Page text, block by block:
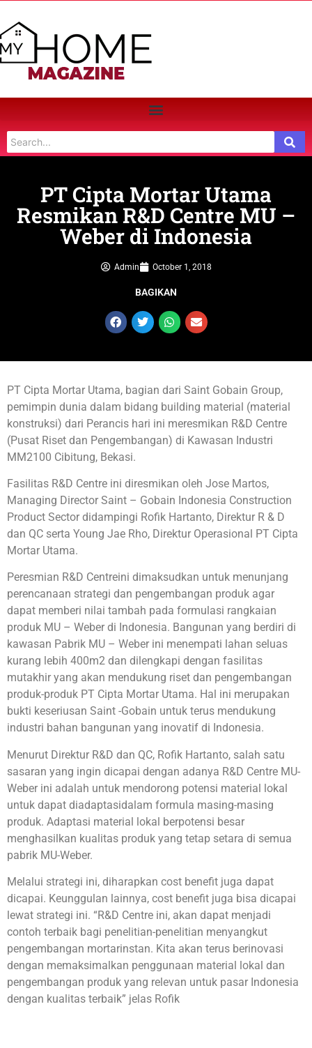
PT Cipta Mortar Utama
Resmikan R&D Centre MU –
Weber di Indonesia
Admin October 1, 2018
BAGIKAN
PT Cipta Mortar Utama, bagian dari Saint Gobain Group,
pemimpin dunia dalam bidang building material (material
konstruksi) dari Perancis hari ini meresmikan R&D Centre
(Pusat Riset dan Pengembangan) di Kawasan Industri
MM2100 Cibitung, Bekasi.
Fasilitas R&D Centre ini diresmikan oleh Jose Martos,
Managing Director Saint – Gobain Indonesia Construction
Product Sector didampingi Rofik Hartanto, Direktur R & D
dan QC serta Young Jae Rho, Direktur Operasional PT Cipta
Mortar Utama.
Peresmian R&D Centreini dimaksudkan untuk menunjang
perencanaan strategi dan pengembangan produk agar
dapat memberi nilai tambah pada formulasi rangkaian
produk MU – Weber di Indonesia. Bangunan yang berdiri di
kawasan Pabrik MU – Weber ini menempati lahan seluas
kurang lebih 400m2 dan dilengkapi dengan fasilitas
mutakhir yang akan mendukung riset dan pengembangan
produk-produk PT Cipta Mortar Utama. Hal ini merupakan
bukti keseriusan Saint -Gobain untuk terus mendukung
industri bahan bangunan yang inovatif di Indonesia.
Menurut Direktur R&D dan QC, Rofik Hartanto, salah satu
sasaran yang ingin dicapai dengan adanya R&D Centre MU-
Weber ini adalah untuk mendorong potensi material lokal
untuk dapat diadaptasidalam formula masing-masing
produk. Adaptasi material lokal berpotensi besar
menghasilkan kualitas produk yang tetap setara di semua
pabrik MU-Weber.
Melalui strategi ini, diharapkan cost benefit juga dapat
dicapai. Keunggulan lainnya, cost benefit juga bisa dicapai
lewat strategi ini. “R&D Centre ini, akan dapat menjadi
contoh terbaik bagi penelitian-penelitian menyangkut
pengembangan mortarinstan. Kita akan terus berinovasi
dengan memaksimalkan penggunaan material lokal dan
pengembangan produk yang relevan untuk pasar Indonesia
dengan kualitas terbaik” jelas Rofik